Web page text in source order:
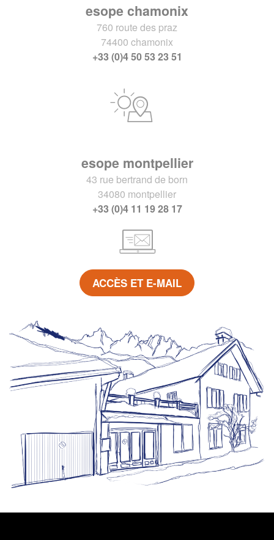
esope chamonix
760 route des praz
74400 chamonix
+33 (0)4 50 53 23 51
esope montpellier
43 rue bertrand de born
34080 montpellier
+33 (0)4 11 19 28 17
ACCÈS ET E-MAIL